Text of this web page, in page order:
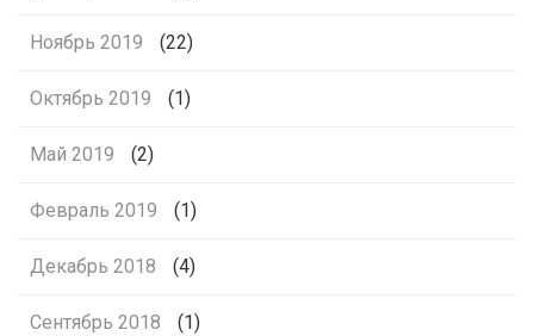
Ноябрь 2019 (22)
Октябрь 2019 (1)
Май 2019 (2)
Февраль 2019 (1)
Декабрь 2018 (4)
Сентябрь 2018 (1)